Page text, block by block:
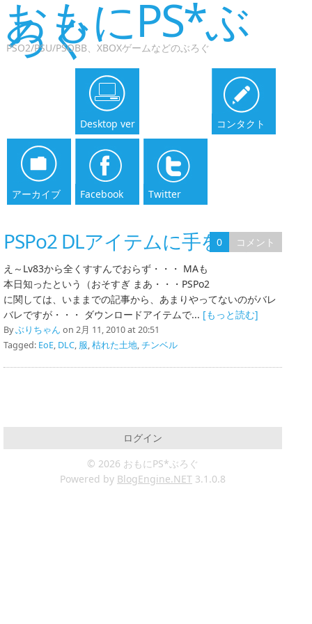
おもにPS*ぶ
ろぐ
PSO2/PSU/PSOBB、XBOXゲームなどのぶろぐ
Desktop ver コンタクト
アーカイブ Facebook Twitter
PSPo2 DLアイテムに手を出す
0
コメント
え～Lv83から全くすすんでおらず・・・ MAも
本日知ったという（おそすぎ まあ・・・PSPo2
に関しては、いままでの記事から、あまりやってないのがバレ
バレですが・・・ ダウンロードアイテムで... [もっと読む]
Byぶりちゃん on 2月 11, 2010 at 20:51
Tagged: EoE, DLC, 服,枯れた土地,チンベル
ログイン
© 2026 おもにPS*ぶろぐ
Powered by BlogEngine.NET 3.1.0.8